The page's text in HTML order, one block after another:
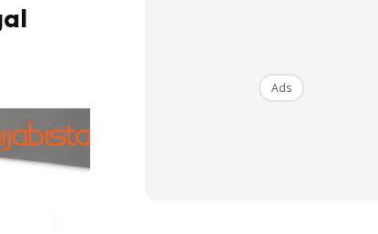
terkini di HIJABISTA!
Ads